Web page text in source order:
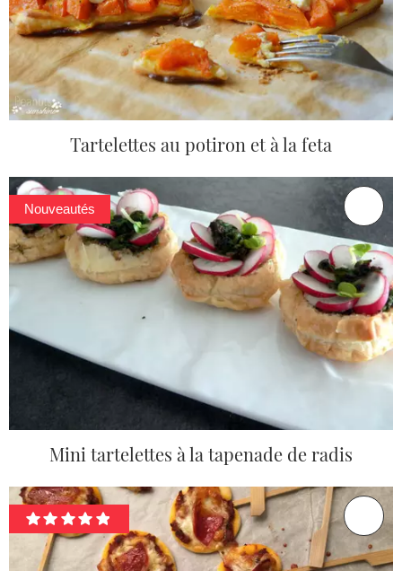
Tartelettes au potiron et à la feta
Nouveautés
Mini tartelettes à la tapenade de radis